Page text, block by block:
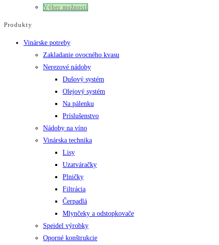
Výber možností
variantov.
Možnosti
si
môžete
vybrať
na
produktu.
Produkty
Vinárske potreby
Zakladanie ovocného kvasu
Nerezové nádoby
Dušový systém
Olejový systém
Na pálenku
Príslušenstvo
Nádoby na víno
Vinárska technika
Lisy
Uzatváračky
Plničky
Filtrácia
Čerpadlá
Mlynčeky a odstopkovače
Speidel výrobky
Oporné konštrukcie